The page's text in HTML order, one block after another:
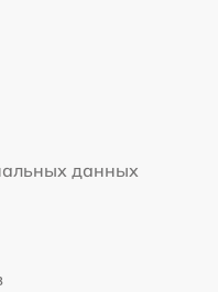
данных